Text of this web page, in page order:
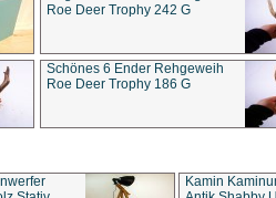
Roe Deer Trophy 242 G
Schönes 6 Ender Rehgeweih
Roe Deer Trophy 186 G
Kamin